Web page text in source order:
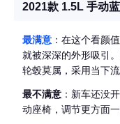
2021款 1.5L 手动
最满意 ：在这个看颜
就被深深的外形吸引
轮毂莫属，采用当下
最不满意 ：新车还没
动座椅，调节更方面